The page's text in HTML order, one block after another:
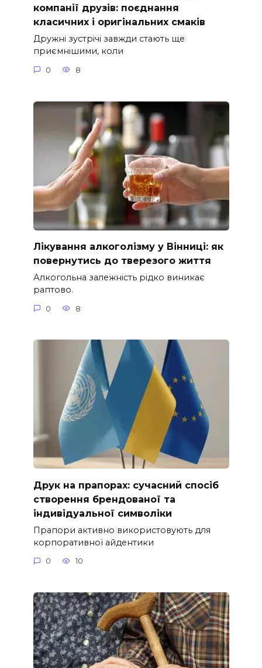
компанії друзів: поєднання
класичних і оригінальних смаків
Дружні зустрічі завжди стають ще
приємнішими, коли
0 8
Лікування алкоголізму у Вінниці: як
повернутись до тверезого життя
Алкогольна залежність рідко виникає
раптово.
0 8
Друк на прапорах: сучасний спосіб
створення брендованої та
індивідуальної символіки
Прапори активно використовують для
корпоративної айдентики
0 10